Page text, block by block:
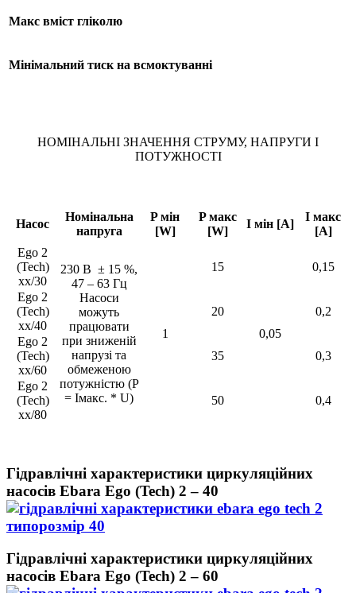
Макс вміст гліколю
Мінімальний тиск на всмоктуванні
НОМІНАЛЬНІ ЗНАЧЕННЯ СТРУМУ, НАПРУГИ І
ПОТУЖНОСТІ
Насос
Номінальна
напруга
P мін
[W]
P макс
[W]
I мін [A]
I макс
[A]
Ego 2
(Tech)
xx/30
230 В ± 15 %,
47 – 63 Гц
Насоси
можуть
працювати
при зниженій
напрузі та
обмеженою
потужністю (P
= Iмакс. * U)
1
15
0,05
0,15
Ego 2
(Tech)
xx/40
20 0,2
Ego 2
(Tech)
xx/60
35 0,3
Ego 2
(Tech)
xx/80
50 0,4
Гідравлічні характеристики циркуляційних
насосів Ebara Ego (Tech) 2 – 40
Гідравлічні характеристики циркуляційних
насосів Ebara Ego (Tech) 2 – 60